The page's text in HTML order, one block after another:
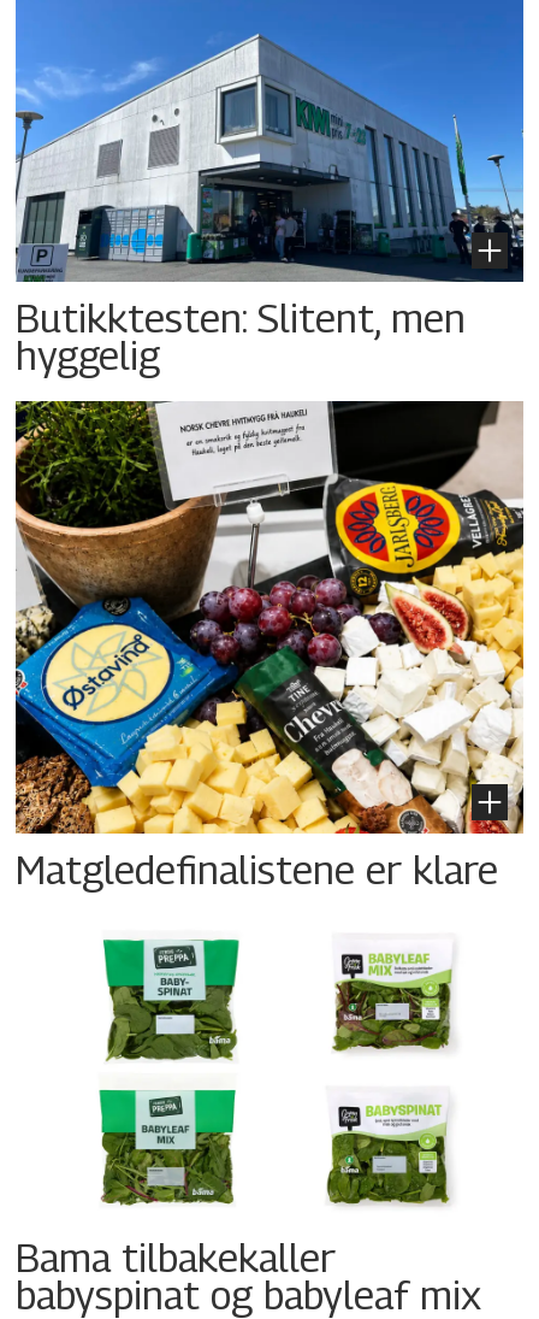
Butikktesten: Slitent, men
hyggelig
Matgledefinalistene er klare
Bama tilbakekaller
babyspinat og babyleaf mix